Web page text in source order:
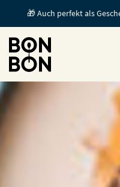
GUTSCHEIN EINLÖSEN
FÜR FIRMEN /
GESCHENKGUTSCHEINE
🎁 Auch perfekt als